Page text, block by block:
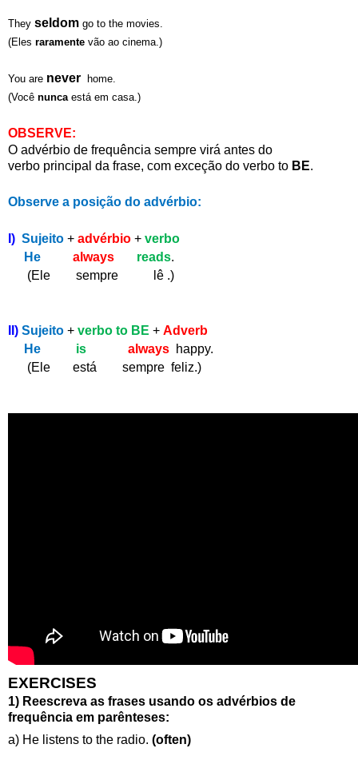
They seldom go to the movies.
(Eles raramente vão ao cinema.)
You are never home.
(Você nunca está em casa.)
OBSERVE:
O advérbio de frequência sempre virá antes do
verbo principal da frase, com exceção do verbo to BE.
Observe a posição do advérbio:
I) Sujeito + advérbio + verbo
He
always reads.
(Ele sempre lê .)
II) Sujeito + verbo to BE + Adverb
He
is always happy.
(Ele está sempre feliz.)
EXERCISES
1) Reescreva as frases usando os advérbios de
frequência em parênteses:
a) He listens to the radio. (often)